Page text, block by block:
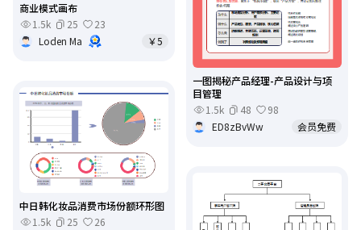
一图揭秘产品经理-产品设计与项
目管理
1.5k
48
98
ED8zBvWw
会员免费
商业模式画布
1.5k
25
23
Loden Ma
￥5
中日韩化妆品消费市场份额环形图
1.5k
25
26